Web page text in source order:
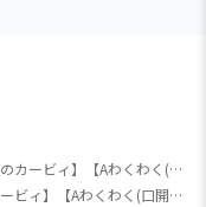
【星のカービィ】【Aわくわく(口開け×紐ピンク)】星のカービィ むてきキャンディーマスコット
【星のカービィ】【Aわくわく(口開け×紐ピンク)】星のカービィ むてきキャンディーマスコット